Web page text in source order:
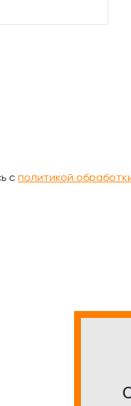
сполитикой